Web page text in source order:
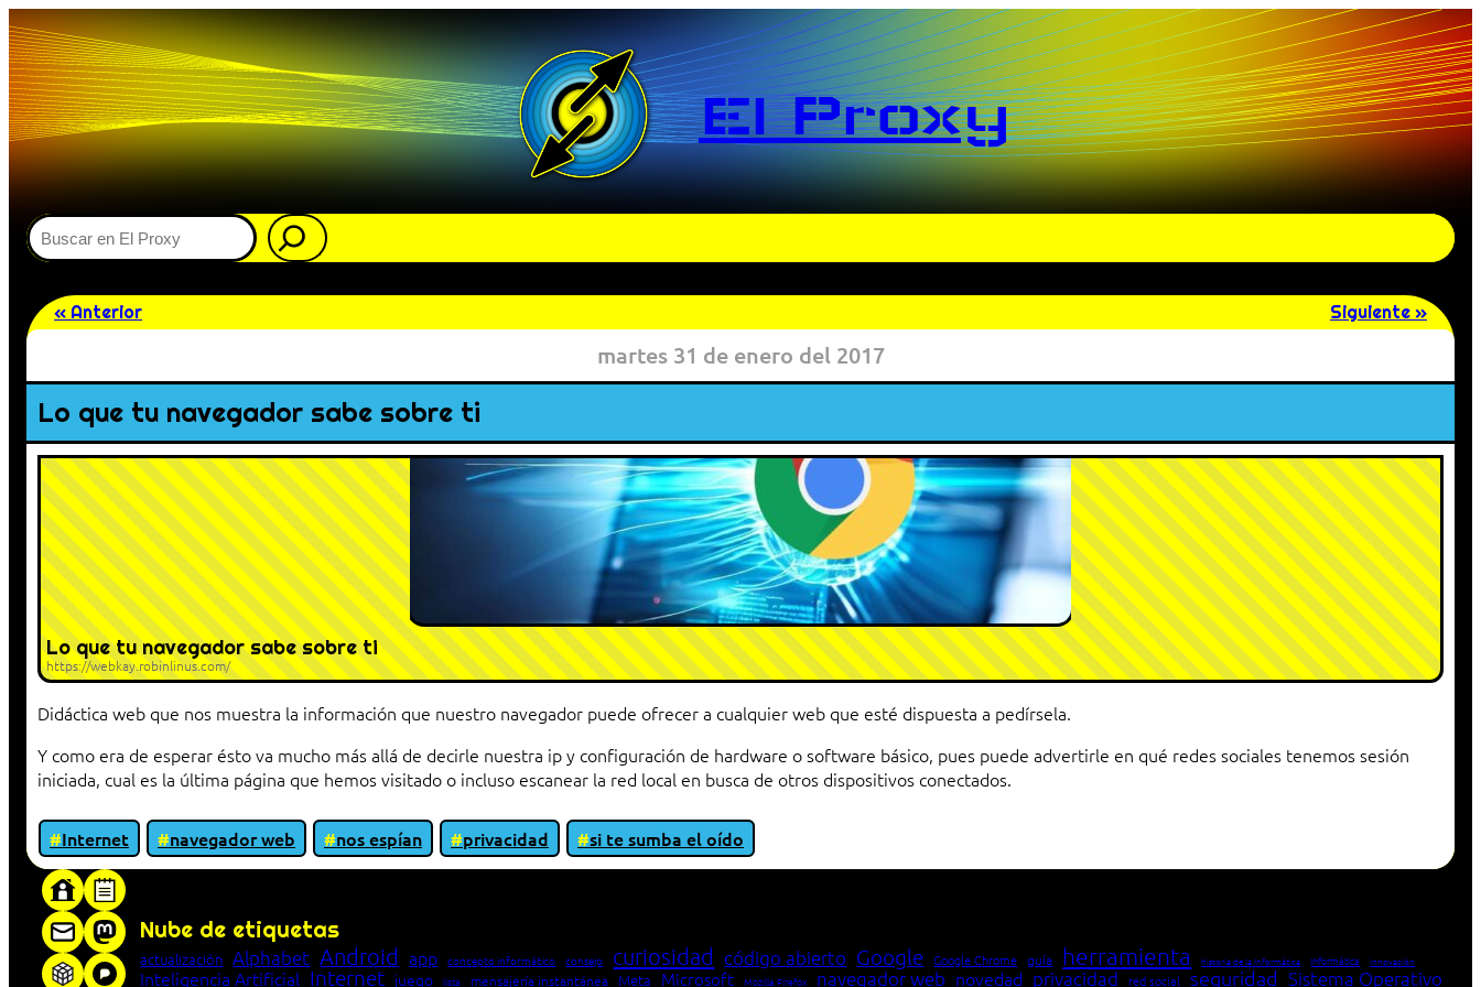
El Proxy
Buscar
« Anterior Siguiente »
martes 31 de enero del 2017
Lo que tu navegador sabe sobre ti
Lo que tu navegador sabe sobre ti
https://webkay.robinlinus.com/
Didáctica web que nos muestra la información que nuestro navegador puede ofrecer a cualquier web que esté dispuesta a pedírsela.
Y como era de esperar ésto va mucho más allá de decirle nuestra ip y configuración de hardware o software básico, pues puede advertirle en qué redes sociales tenemos sesión
iniciada, cual es la última página que hemos visitado o incluso escanear la red local en busca de otros dispositivos conectados.
Internet navegador web nos espían privacidad
si te sumba el oído
Nube de etiquetas
actualización Alphabet Android app concepto informático consejo curiosidad código abierto Google Google Chrome guía herramienta historia de la Informática Informática innovación
Inteligencia Artificial Internet juego lista mensajería instantánea Meta Microsoft Mozilla Firefox navegador web novedad privacidad red social seguridad Sistema Operativo